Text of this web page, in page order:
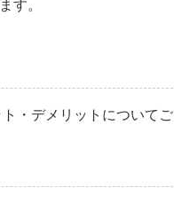
す。
・デメリットについてご